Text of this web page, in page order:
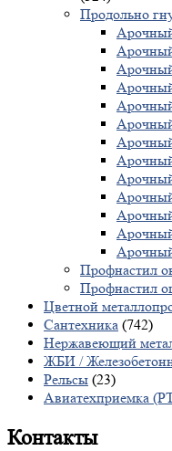
Продольно
Профнастил
Профнастил
Цветной
Сантехника (742)
Нержавеющий
ЖБИ /
Рельсы (23)
Авиатехприемка
Контакты